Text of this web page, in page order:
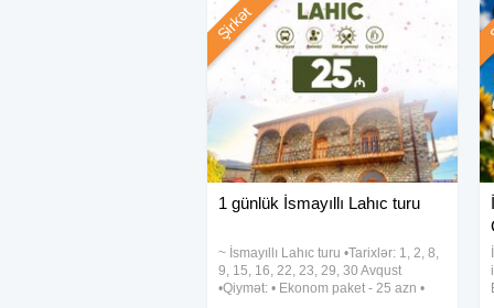
1 günlük İsmayıllı Lahıc turu
~ İsmayıllı Lahıc turu •Tarixlər: 1, 2, 8,
9, 15, 16, 22, 23, 29, 30 Avqust
•Qiymət: • Ekonom paket - 25 azn •
Şirkət